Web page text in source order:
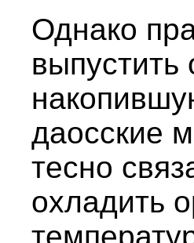
Однако
выпустить
даосские
тесно
охладить